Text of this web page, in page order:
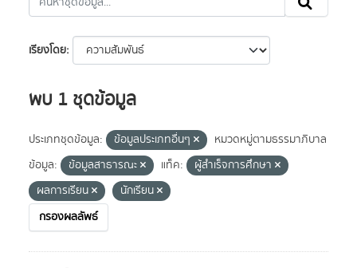
เรียงโดย
พบ 1 ชุดข้อมูล
ประเภทชุดข้อมูล: ข้อมูลประเภทอื่นๆ
หมวดหมู่ตามธรรมาภิบาล
ข้อมูล:
ข้อมูลสาธารณะ แท็ค:
ผู้สำเร็จการศึกษา
ผลการเรียน
นักเรียน
กรองผลลัพธ์